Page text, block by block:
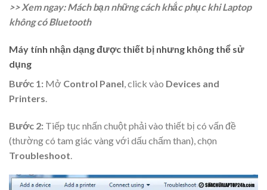
>> Xem ngay: Mách bạn những cách khắc phục khi Laptop
không có Bluetooth
Máy tính nhận dạng được thiết bị nhưng không thể sử
dụng
Bước 1: Mở Control Panel , click vào Devices and
Printers
Bước 2: Tiếp tục nhấn chuột phải vào thiết bị có vấn đề
(thường có tam giác vàng với dấu chấm than), chọn
Troubleshoot